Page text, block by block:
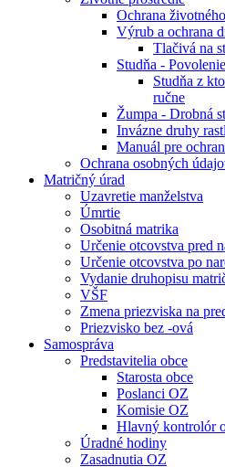
Ochrana
Výrub a ochrana
Tlačivá na
Studňa -
Studňa z
ručne
Žumpa - Drobná
Invázne druhy
Manuál pre
Ochrana osobných
Matričný úrad
Uzavretie manželstva
Úmrtie
Osobitná matrika
Určenie otcovstva pred
Určenie otcovstva po
Vydanie druhopisu
VŠF
Zmena priezviska na
Priezvisko bez -ová
Samospráva
Predstavitelia obce
Starosta obce
Poslanci OZ
Komisie OZ
Hlavný kontrolór
Úradné hodiny
Zasadnutia OZ